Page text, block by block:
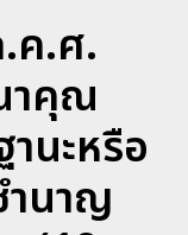
ค.ศ.
าคุณ
นะหรือ
ำนาญ